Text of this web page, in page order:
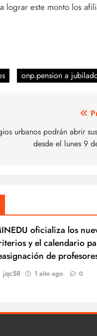
lograr este monto los
onp.pension a
urbanos podrán abrir
desde el lunes 9
oficializa los
y el calendario
de
jqc58 1 año ago 0